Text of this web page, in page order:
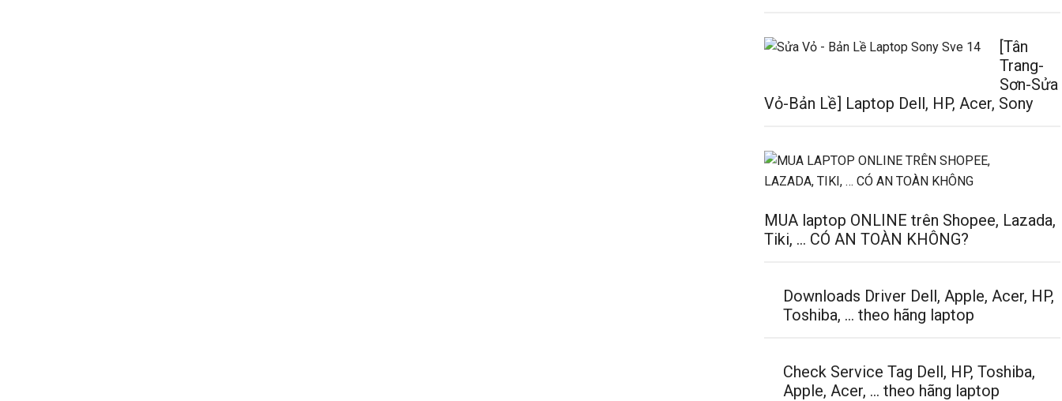
[Tân
Trang-
Sơn-Sửa
Vỏ-Bản Lề] Laptop Dell, HP, Acer, Sony
MUA laptop ONLINE trên Shopee, Lazada,
Tiki, … CÓ AN TOÀN KHÔNG?
Downloads Driver Dell, Apple, Acer, HP,
Toshiba, … theo hãng laptop
Check Service Tag Dell, HP, Toshiba,
Apple, Acer, … theo hãng laptop